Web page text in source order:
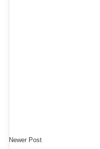
Newer Post